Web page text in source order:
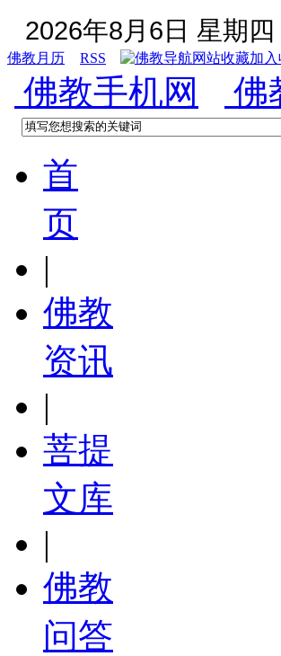
2026年8月6日 星期四
佛教月历 RSS 加
佛教手机网 佛
首
页
|
佛教
资讯
|
菩提
文库
|
佛教
问答